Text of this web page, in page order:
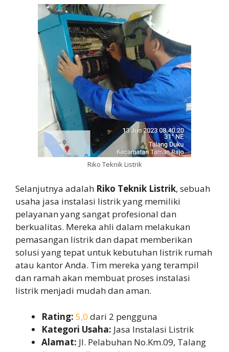
Riko Teknik Listrik
Selanjutnya adalah Riko Teknik Listrik, sebuah
usaha jasa instalasi listrik yang memiliki
pelayanan yang sangat profesional dan
berkualitas. Mereka ahli dalam melakukan
pemasangan listrik dan dapat memberikan
solusi yang tepat untuk kebutuhan listrik rumah
atau kantor Anda. Tim mereka yang terampil
dan ramah akan membuat proses instalasi
listrik menjadi mudah dan aman.
Rating: 5,0 dari 2 pengguna
Kategori Usaha: Jasa Instalasi Listrik
Alamat: Jl. Pelabuhan No.Km.09, Talang